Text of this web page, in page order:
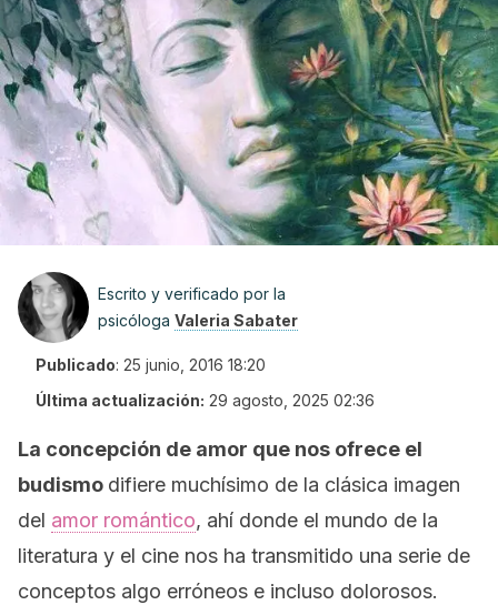
Escrito y verificado por la
psicóloga Valeria Sabater
Publicado: 25 junio, 2016 18:20
Última actualización: 29 agosto, 2025 02:36
La concepción de amor que nos ofrece el
budismo difiere muchísimo de la clásica imagen
del amor romántico, ahí donde el mundo de la
literatura y el cine nos ha transmitido una serie de
conceptos algo erróneos e incluso dolorosos.